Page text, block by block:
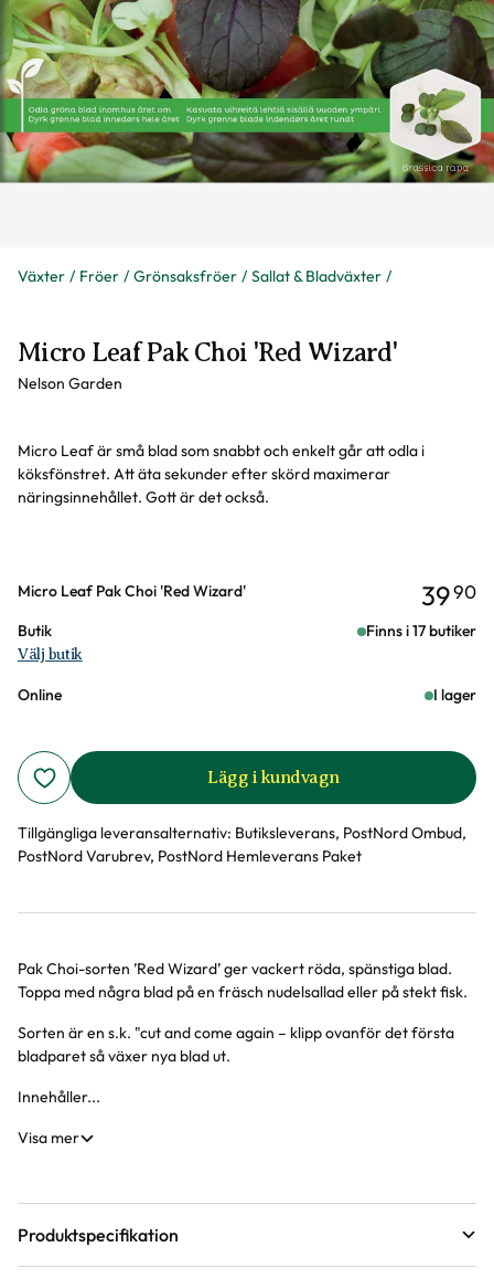
Växter Fröer Grönsaksfröer Sallat & Bladväxter
Micro Leaf Pak Choi 'Red Wizard'
Nelson Garden
Micro Leaf är små blad som snabbt och enkelt går att odla i
köksfönstret. Att äta sekunder efter skörd maximerar
näringsinnehållet. Gott är det också.
Varianter
Micro Leaf Pak Choi 'Red Wizard' 3990
Butik Finns i 17 butiker
Välj butik
Online I lager
Lägg i kundvagn
Tillgängliga leveransalternativ: Butiksleverans, PostNord Ombud,
PostNord Varubrev, PostNord Hemleverans Paket
Produktinformation
Pak Choi-sorten ’Red Wizard’ ger vackert röda, spänstiga blad.
Toppa med några blad på en fräsch nudelsallad eller på stekt fisk.
Sorten är en s.k. "cut and come again – klipp ovanför det första
bladparet så växer nya blad ut.
Innehåller...
Visa mer
Produktspecifikation